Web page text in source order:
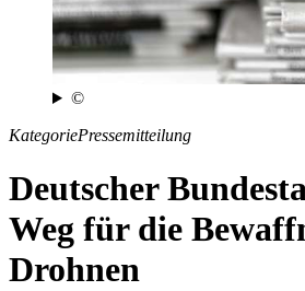
©
KategoriePressemitteilung
Deutscher
Weg für die
Drohnen